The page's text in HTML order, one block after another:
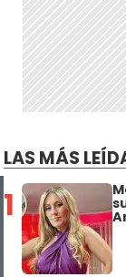
LAS MÁS
1